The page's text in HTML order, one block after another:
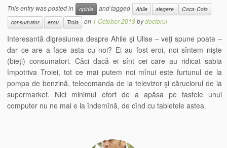
This entry was posted in opinie and tagged Ahile alegere
Coca-Cola
consumator
erou Troia on 1 October 2013bydoctorul
Interesantă digresiunea despre Ahile şi Ulise – veţi spune poate –
dar ce are a face asta cu noi? Ei au fost eroi, noi sîntem nişte
(bieţi) consumatori. Căci dacă ei sînt cei care au ridicat sabia
împotriva Troiei, tot ce mai putem noi mînui este furtunul de la
pompa de benzină, telecomanda de la televizor şi căruciorul de la
supermarket. Nici minimul efort de a apăsa pe tastele unui
computer nu ne mai e la îndemînă, de cînd cu tabletele astea.